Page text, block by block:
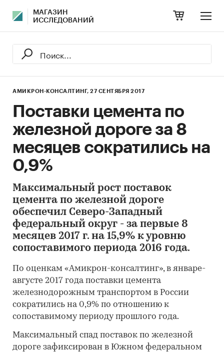
МАГАЗИН
ИССЛЕДОВАНИЙ
АМИКРОН-КОНСАЛТИНГ, 27 СЕНТЯБРЯ 2017
Поставки цемента по
железной дороге за 8
месяцев сократились на
0,9%
Максимальный рост поставок
цемента по железной дороге
обеспечил Северо-Западный
федеральный округ - за первые 8
месяцев 2017 г. на 15,9% к уровню
сопоставимого периода 2016 года.
По оценкам «Амикрон-консалтинг», в январе-
августе 2017 года поставки цемента
железнодорожным транспортом в России
сократились на 0,9% по отношению к
сопоставимому периоду прошлого года.
Максимальный спад поставок по железной
дороге зафиксирован в Южном федеральном